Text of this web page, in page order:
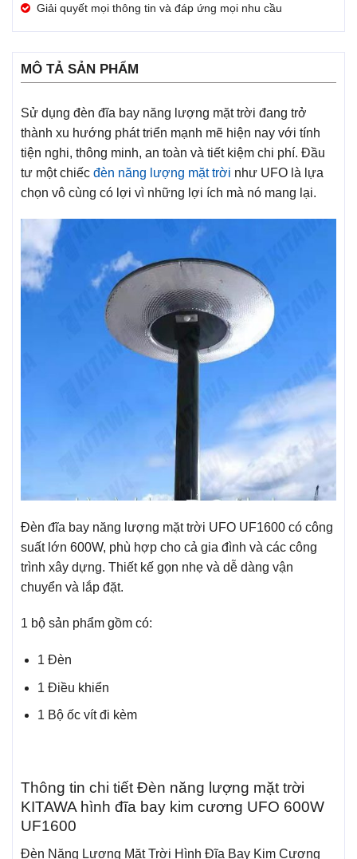
Giải quyết mọi thông tin và đáp ứng mọi nhu cầu
MÔ TẢ SẢN PHẨM
Sử dụng đèn đĩa bay năng lượng mặt trời đang trở
thành xu hướng phát triển mạnh mẽ hiện nay với tính
tiện nghi, thông minh, an toàn và tiết kiệm chi phí. Đầu
tư một chiếc đèn năng lượng mặt trời như UFO là lựa
chọn vô cùng có lợi vì những lợi ích mà nó mang lại.
Đèn đĩa bay năng lượng mặt trời UFO UF1600 có công
suất lớn 600W, phù hợp cho cả gia đình và các công
trình xây dựng. Thiết kế gọn nhẹ và dễ dàng vận
chuyển và lắp đặt.
1 bộ sản phẩm gồm có:
1 Đèn
1 Điều khiển
1 Bộ ốc vít đi kèm
Thông tin chi tiết Đèn năng lượng mặt trời
KITAWA hình đĩa bay kim cương UFO 600W
UF1600
Đèn Năng Lượng Mặt Trời Hình Đĩa Bay Kim Cương